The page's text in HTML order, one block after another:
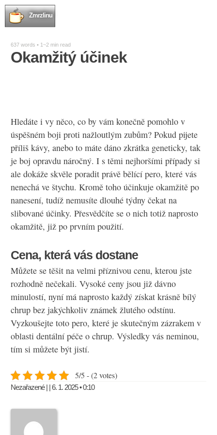
Zmrzlinu
637 words • 1~2 min read
Okamžitý účinek
Hledáte i vy něco, co by vám konečně pomohlo v
úspěšném boji proti nažloutlým zubům? Pokud pijete
příliš kávy, anebo to máte dáno zkrátka geneticky, tak
je boj opravdu náročný. I s těmi nejhoršími případy si
ale dokáže skvěle poradit právěbělící pero, které vás
nenechá ve štychu. Kromě toho účinkuje okamžitě po
nanesení, tudíž nemusíte dlouhé týdny čekat na
slibované účinky. Přesvědčíte se o nich totiž naprosto
okamžitě, již po prvním použití.
Cena, která vás dostane
Můžete se těšit na velmi příznivou cenu, kterou jste
rozhodně nečekali. Vysoké ceny jsou již dávno
minulostí, nyní má naprosto každý získat krásně bílý
chrup bez jakýchkoliv známek žlutého odstínu.
Vyzkoušejte toto pero, které je skutečným zázrakem v
oblasti dentální péče o chrup. Výsledky vás neminou,
tím si můžete být jistí.
5/5 - (2 votes)
Nezařazené | | 6. 1. 2025 • 0:10